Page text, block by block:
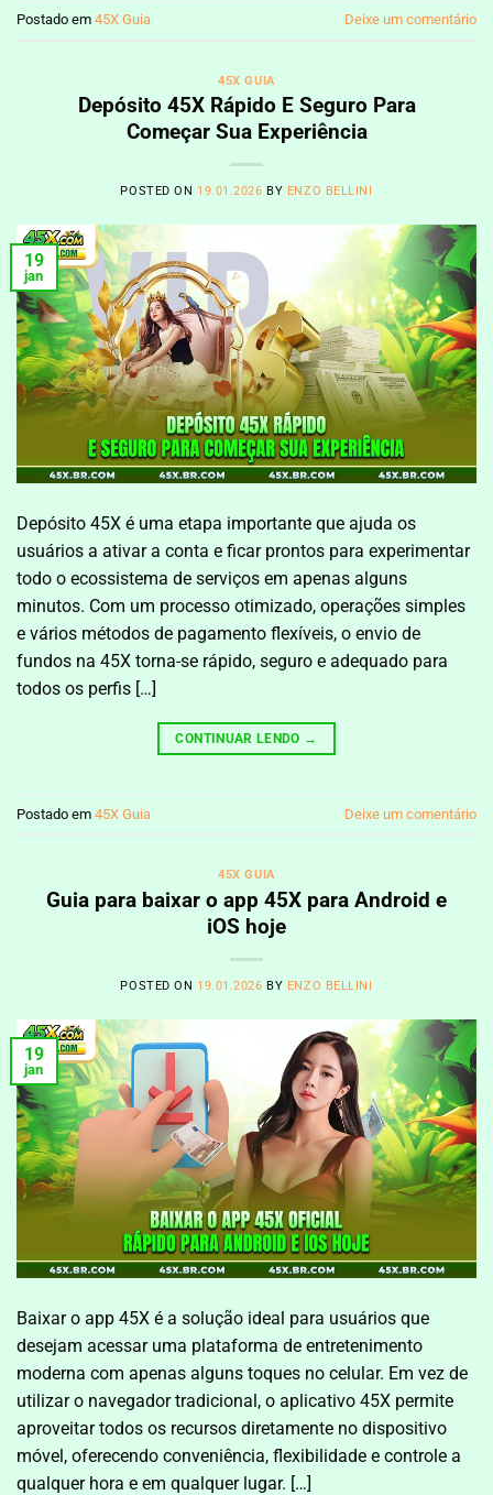
Postado em 45X Guia Deixe um comentário
45X GUIA
Depósito 45X Rápido E Seguro Para
Começar Sua Experiência
POSTED ON 19.01.2026 BY ENZO BELLINI
19
jan
Depósito 45X é uma etapa importante que ajuda os
usuários a ativar a conta e ficar prontos para experimentar
todo o ecossistema de serviços em apenas alguns
minutos. Com um processo otimizado, operações simples
e vários métodos de pagamento flexíveis, o envio de
fundos na 45X torna-se rápido, seguro e adequado para
todos os perfis […]
CONTINUAR LENDO →
Postado em 45X Guia Deixe um comentário
45X GUIA
Guia para baixar o app 45X para Android e
iOS hoje
POSTED ON 19.01.2026 BY ENZO BELLINI
19
jan
Baixar o app 45X é a solução ideal para usuários que
desejam acessar uma plataforma de entretenimento
moderna com apenas alguns toques no celular. Em vez de
utilizar o navegador tradicional, o aplicativo 45X permite
aproveitar todos os recursos diretamente no dispositivo
móvel, oferecendo conveniência, flexibilidade e controle a
qualquer hora e em qualquer lugar. […]